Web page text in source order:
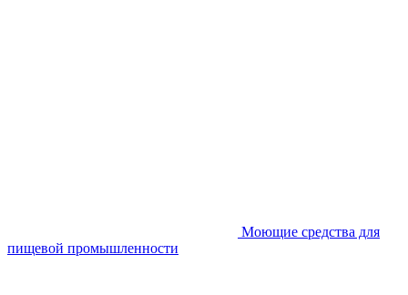
Моющие средства для
пищевой промышленности